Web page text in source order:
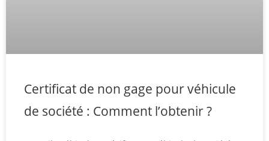
Certificat de non gage pour véhicule
de société : Comment l’obtenir ?